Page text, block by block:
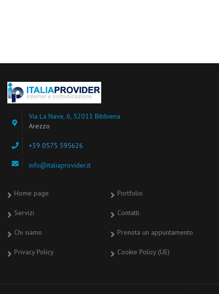
Via La Nave, 6, 52011 Bibbiena
Arezzo
+39 0575 595626
info@italiaprovider.it
Home page Portfolio
Servizi Contatti
Chi siamo Prenota un appuntamento
Privacy Policy Cookie Policy (UE)